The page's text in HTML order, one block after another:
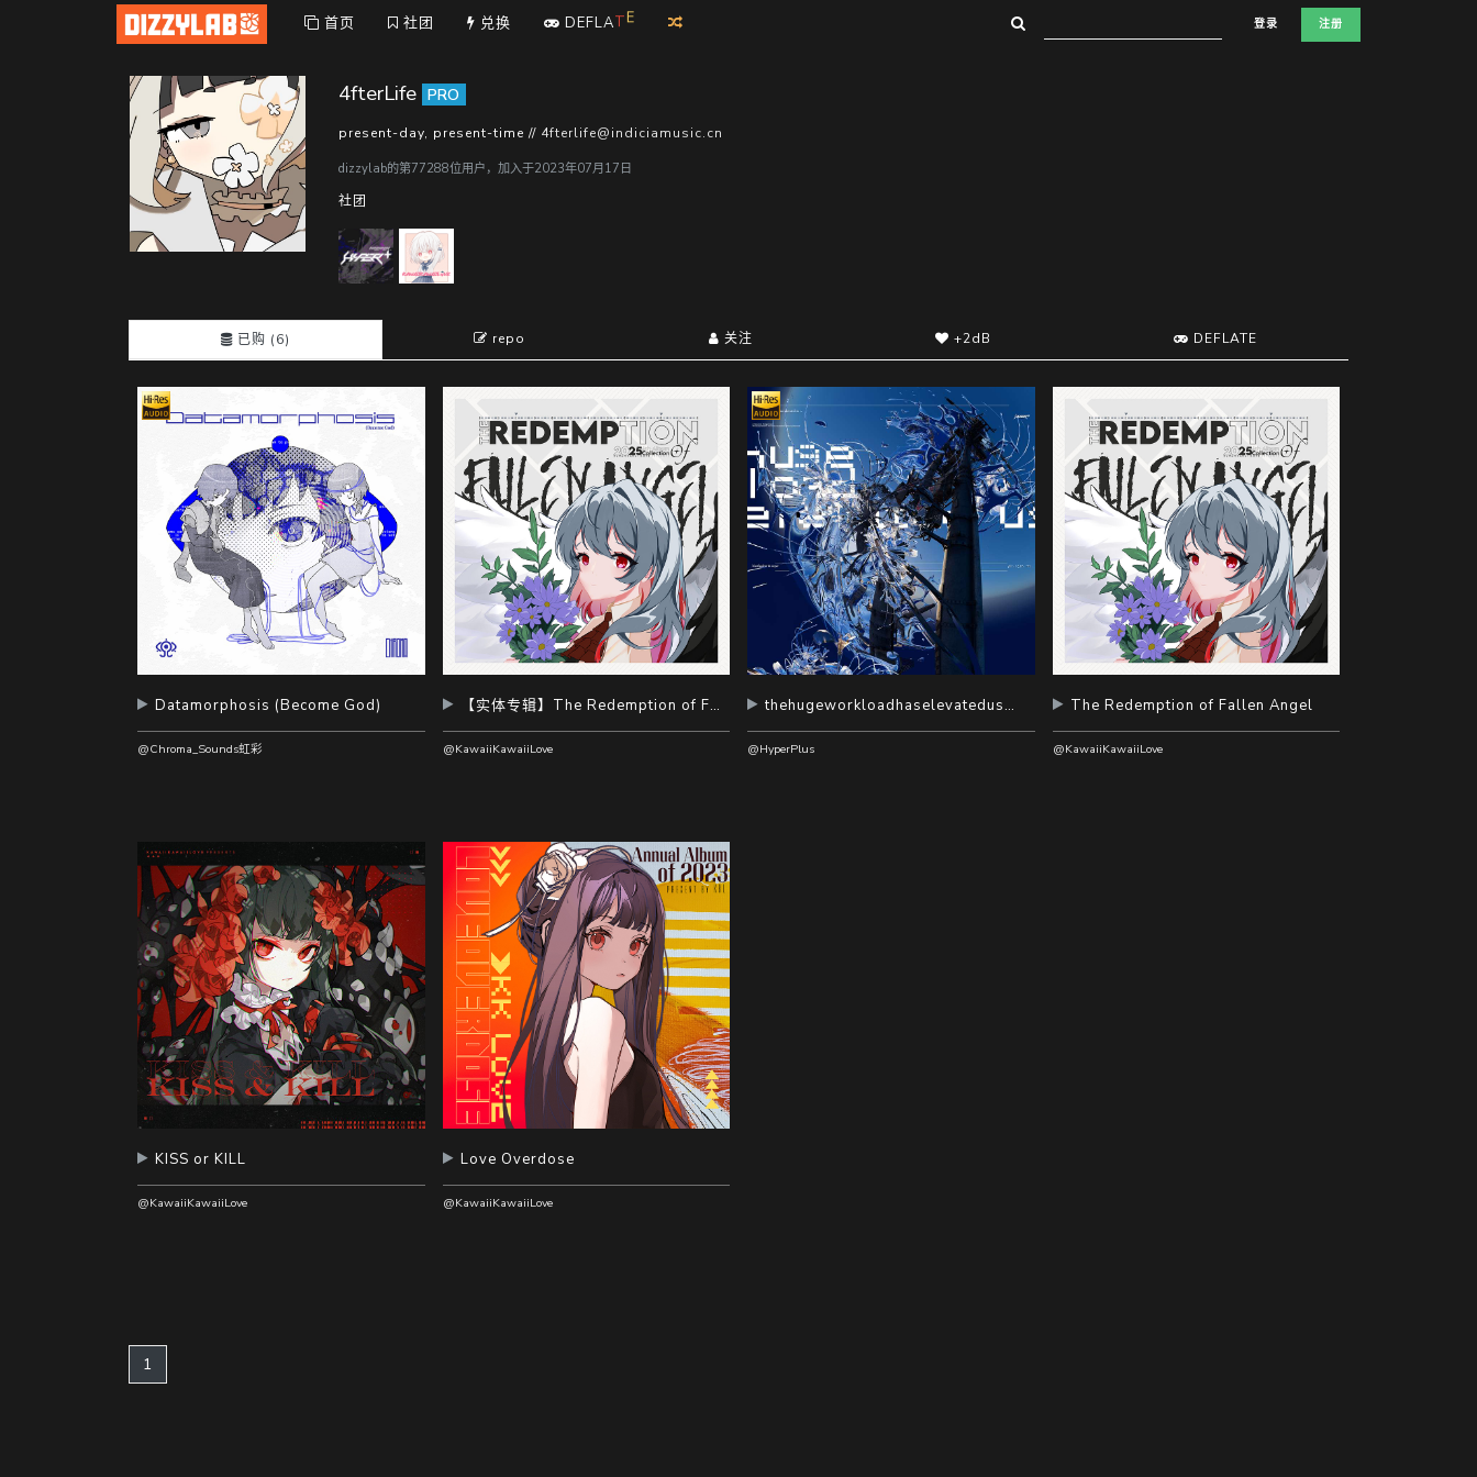
首页 社团 兑换 DEFLATE 登录 注册
4fterLife PRO
present-day, present-time // 4fterlife@indiciamusic.cn
dizzylab的第77288位用户，加入于2023年07月17日
社团
已购 (6) repo 关注 +2dB DEFLATE
Datamorphosis (Become God)
@Chroma_Sounds虹彩
【实体专辑】The Redemption of Fallen Angel
@KawaiiKawaiiLove
thehugeworkloadhaselevatedus：。
@HyperPlus
The Redemption of Fallen Angel
@KawaiiKawaiiLove
KISS or KILL
@KawaiiKawaiiLove
Love Overdose
@KawaiiKawaiiLove
1